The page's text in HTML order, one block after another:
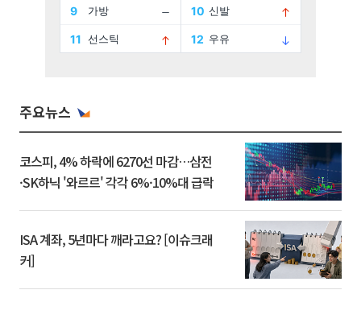
주요뉴스
코스피, 4% 하락에 6270선 마감…삼전
·SK하닉 '와르르' 각각 6%·10%대 급락
ISA 계좌, 5년마다 깨라고요? [이슈크래
커]